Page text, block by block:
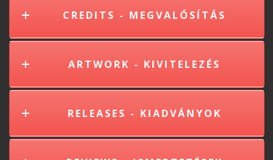
CREDITS - MEGVALÓSÍTÁS
ARTWORK - KIVITELEZÉS
RELEASES - KIADVÁNYOK